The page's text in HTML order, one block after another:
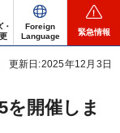
・
Foreign
Language
緊急情報
更新日:2025年12月3日
を開催しま